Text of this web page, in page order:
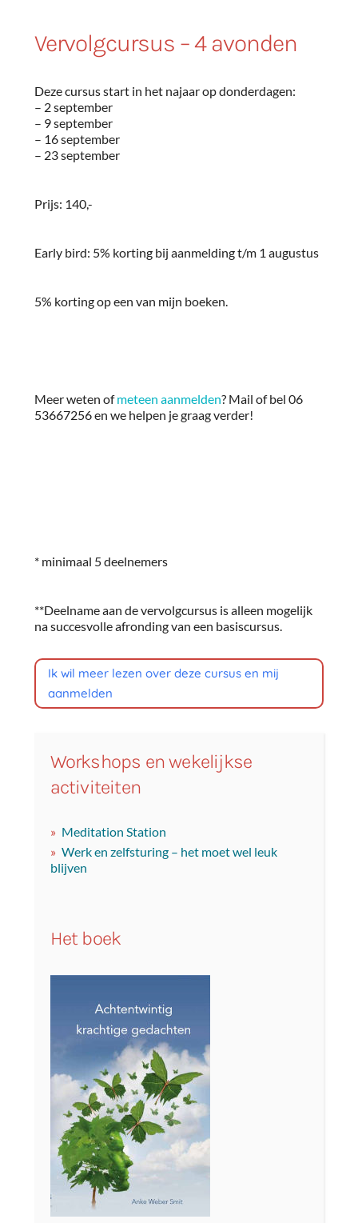
Vervolgcursus – 4 avonden
Deze cursus start in het najaar op donderdagen:
– 2 september
– 9 september
– 16 september
– 23 september
Prijs: 140,-
Early bird: 5% korting bij aanmelding t/m 1 augustus
5% korting op een van mijn boeken.
Meer weten ofmeteen aanmelden? Mail of bel 06
53667256 en we helpen je graag verder!
* minimaal 5 deelnemers
**Deelname aan de vervolgcursus is alleen mogelijk
na succesvolle afronding van een basiscursus.
Ik wil meer lezen over deze cursus en mij
aanmelden
Workshops en wekelijkse
activiteiten
Meditation Station
Werk en zelfsturing – het moet wel leuk
blijven
Het boek